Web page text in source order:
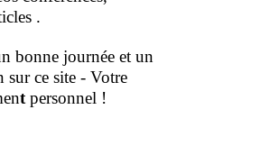
.
bonne journée et un
ce site - Votre
t personnel !